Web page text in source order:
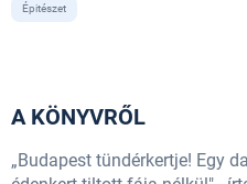
Épitészet
A KÖNYVRŐL
„Budapest tündérkertje! Egy